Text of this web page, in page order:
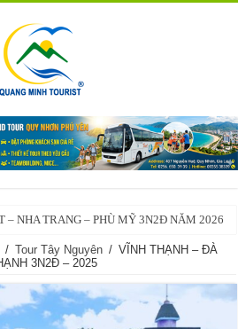
NHA TRANG – VĨNH THẠNH 3N2Đ – 2025
/ Tour Tây Nguyên / VĨNH THẠNH – ĐÀ
3N2Đ – 2025